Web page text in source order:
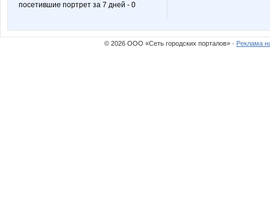
посетившие портрет за 7 дней - 0
© 2026 ООО «Сеть городских порталов» · Реклама